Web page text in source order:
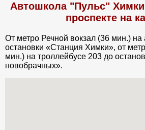
Автошкола "Пульс"
проспекте на
От метро Речной вокзал (36 мин.) на
остановки «Станция Химки», от
мин.) на троллейбусе 203 до
новобрачных».